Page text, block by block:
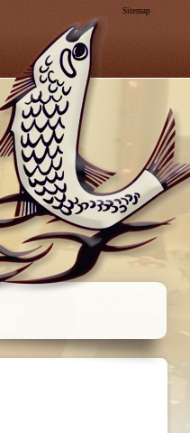
Sitemap